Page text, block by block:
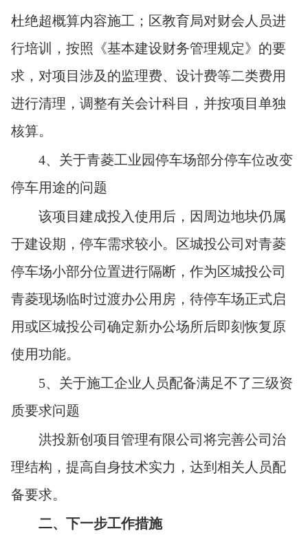
杜绝超概算内容施工；区教育局对财会人员进
行培训，按照《基本建设财务管理规定》的要
求，对项目涉及的监理费、设计费等二类费用
进行清理，调整有关会计科目，并按项目单独
核算。
4、关于青菱工业园停车场部分停车位改变
停车用途的问题
该项目建成投入使用后，因周边地块仍属
于建设期，停车需求较小。区城投公司对青菱
停车场小部分位置进行隔断，作为区城投公司
青菱现场临时过渡办公用房，待停车场正式启
用或区城投公司确定新办公场所后即刻恢复原
使用功能。
5、关于施工企业人员配备满足不了三级资
质要求问题
洪投新创项目管理有限公司将完善公司治
理结构，提高自身技术实力，达到相关人员配
备要求。
二、下一步工作措施